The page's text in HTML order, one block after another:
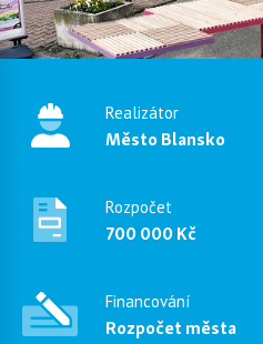
Realizátor
Město Blansko
Rozpočet
700 000 Kč
Financování
Rozpočet města